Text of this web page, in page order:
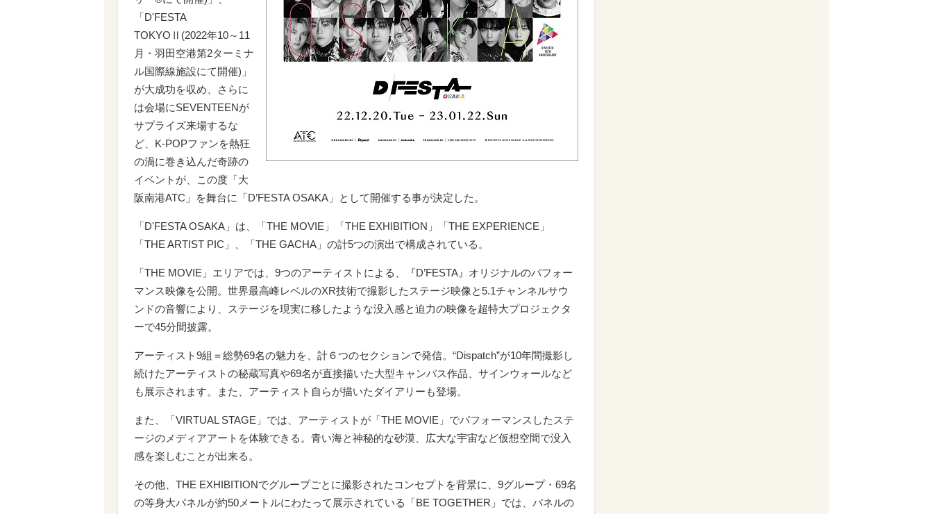
「D'FESTA
TOKYOⅡ(2022年10～11
月・羽田空港第2ターミナ
ル国際線施設にて開催)」
が大成功を収め、さらに
は会場にSEVENTEENが
サプライズ来場するな
ど、K-POPファンを熱狂
の渦に巻き込んだ奇跡の
イベントが、この度「大
阪南港ATC」を舞台に「D’FESTA OSAKA」として開催する事が決定した。
「D'FESTA OSAKA」は、「THE MOVIE」「THE EXHIBITION」「THE EXPERIENCE」
「THE ARTIST PIC」、「THE GACHA」の計5つの演出で構成されている。
「THE MOVIE」エリアでは、9つのアーティストによる、『D’FESTA』オリジナルのパフォー
マンス映像を公開。世界最高峰レベルのXR技術で撮影したステージ映像と5.1チャンネルサウ
ンドの音響により、ステージを現実に移したような没入感と迫力の映像を超特大プロジェクタ
ーで45分間披露。
アーティスト9組＝総勢69名の魅力を、計６つのセクションで発信。“Dispatch”が10年間撮影し
続けたアーティストの秘蔵写真や69名が直接描いた大型キャンバス作品、サインウォールなど
も展示されます。また、アーティスト自らが描いたダイアリーも登場。
また、「VIRTUAL STAGE」では、アーティストが「THE MOVIE」でパフォーマンスしたステ
ージのメディアアートを体験できる。青い海と神秘的な砂漠、広大な宇宙など仮想空間で没入
感を楽しむことが出来る。
その他、THE EXHIBITIONでグループごとに撮影されたコンセプトを背景に、9グループ・69名
の等身大パネルが約50メートルにわたって展示されている「BE TOGETHER」では、パネルの